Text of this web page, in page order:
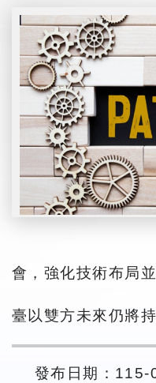
會，強化技術布局
臺以雙方未來仍將
發布日期：115-